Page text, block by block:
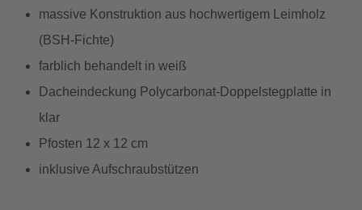
massive Konstruktion aus hochwertigem Leimholz
(BSH-Fichte)
farblich behandelt in weiß
Dacheindeckung Polycarbonat-Doppelstegplatte in
klar
Pfosten 12 x 12 cm
inklusive Aufschraubstützen